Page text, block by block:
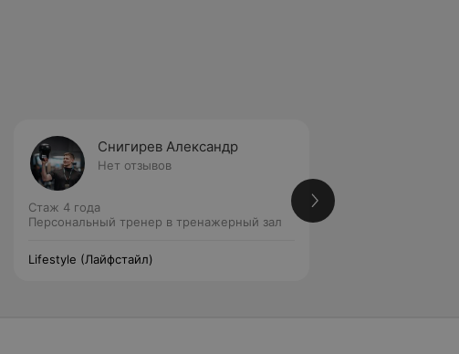
Снигирев Александр
Нет отзывов
Стаж 4 года
Персональный тренер в тренажерный зал
Lifestyle (Лайфстайл)